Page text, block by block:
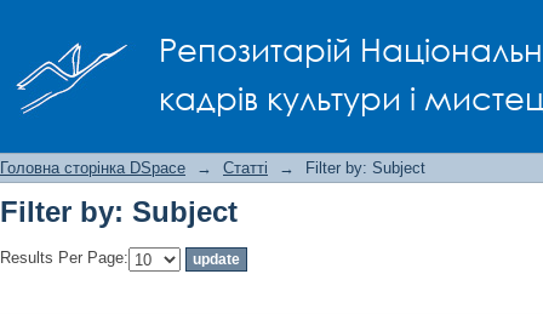
Репозитарій
кадрів культури і
Головна сторінка DSpace → Статті → Filter by: Subject
Filter by: Subject
Results Per Page: